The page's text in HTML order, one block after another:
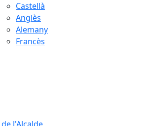
Castellà
Anglès
Alemany
Francès